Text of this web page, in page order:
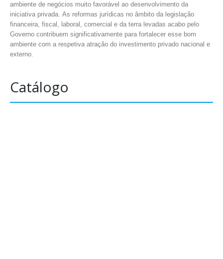
ambiente de negócios muito favorável ao desenvolvimento da
iniciativa privada. As reformas jurídicas no âmbito da legislação
financeira, fiscal, laboral, comercial e da terra levadas acabo pelo
Governo contribuem significativamente para fortalecer esse bom
ambiente com a respetiva atração do investimento privado nacional e
externo.
Catálogo